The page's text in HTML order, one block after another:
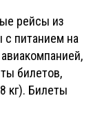
рейсы из
с питанием на
билетов,
кг). Билеты